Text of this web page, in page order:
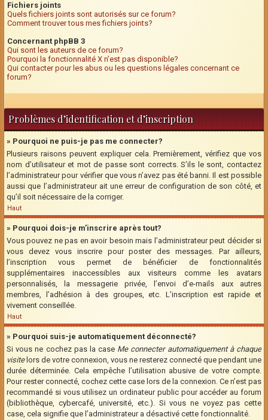
Fichiers joints
Quels fichiers joints sont autorisés sur ce forum?
Comment trouver tous mes fichiers joints?
Concernant phpBB 3
Qui sont les auteurs de ce forum?
Pourquoi la fonctionnalité X n’est pas disponible?
Qui contacter pour les abus ou les questions légales concernant ce
forum?
Problèmes d’identification et d’inscription
» Pourquoi ne puis-je pas me connecter?
Plusieurs raisons peuvent expliquer cela. Premièrement, vérifiez que vos
nom d’utilisateur et mot de passe sont corrects. S’ils le sont, contactez
l’administrateur pour vérifier que vous n’avez pas été banni. Il est possible
aussi que l’administrateur ait une erreur de configuration de son côté, et
qu’il soit nécessaire de la corriger.
Haut
» Pourquoi dois-je m’inscrire après tout?
Vous pouvez ne pas en avoir besoin mais l’administrateur peut décider si
vous devez vous inscrire pour poster des messages. Par ailleurs,
l’inscription vous permet de bénéficier de fonctionnalités
supplémentaires inaccessibles aux visiteurs comme les avatars
personnalisés, la messagerie privée, l’envoi d’e-mails aux autres
membres, l’adhésion à des groupes, etc. L’inscription est rapide et
vivement conseillée.
Haut
» Pourquoi suis-je automatiquement déconnecté?
Si vous ne cochez pas la case Me connecter automatiquement à chaque
visitelors de votre connexion, vous ne resterez connecté que pendant une
durée déterminée. Cela empêche l’utilisation abusive de votre compte.
Pour rester connecté, cochez cette case lors de la connexion. Ce n’est pas
recommandé si vous utilisez un ordinateur public pour accéder au forum
(bibliothèque, cybercafé, université, etc.). Si vous ne voyez pas cette
case, cela signifie que l’administrateur a désactivé cette fonctionnalité.